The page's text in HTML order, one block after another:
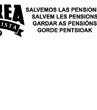
Saltar
al
contenido